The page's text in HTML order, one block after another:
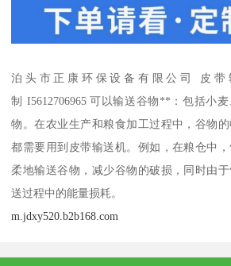
泊头市正康环保设备有限公司 皮
制 I5612706965 可以输送谷物**：包括小
物。在农业生产和粮食加工过程中，谷物
都需要用到皮带输送机。例如，在粮仓中
柔地输送谷物，减少谷物的破损，同时由
送过程中的能量损耗。
m.jdxy520.b2b168.com